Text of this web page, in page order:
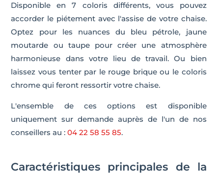
Disponible en 7 coloris différents, vous pouvez
accorder le piétement avec l'assise de votre chaise.
Optez pour les nuances du bleu pétrole, jaune
moutarde ou taupe pour créer une atmosphère
harmonieuse dans votre lieu de travail. Ou bien
laissez vous tenter par le rouge brique ou le coloris
chrome qui feront ressortir votre chaise.
L'ensemble de ces options est disponible
uniquement sur demande auprès de l'un de nos
conseillers au :04 22 58 55 85.
Caractéristiques principales de la